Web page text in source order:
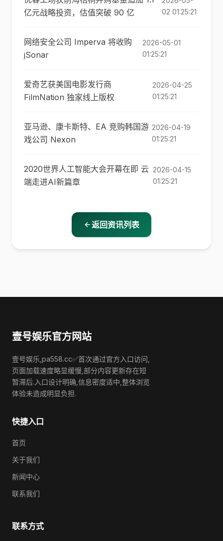
亿元战略投资，估值突破 90 亿
02 01:25:21
网络安全公司 Imperva 将收购
jSonar
2026-05-01
01:25:21
爱奇艺获美国电影发行商
FilmNation 独家线上版权
2026-04-25
01:25:21
亚马逊、康卡斯特、EA 竞购韩国游
戏公司 Nexon
2026-04-19
01:25:21
2020世界人工智能大会开幕在即 云
端走进AI新篇章
2026-04-15
01:25:21
返回资讯列表
壹号娱乐官方网站
壹号娱乐,pa558.cc✅首次通过官方入口访问,
页面加载速度略显缓慢,部分内容更新存在短
暂滞后.入口设计明确,信息密度适中,整体浏览
体验未造成明显负担.
快捷入口
首页
关于我们
新闻中心
联系我们
联系方式